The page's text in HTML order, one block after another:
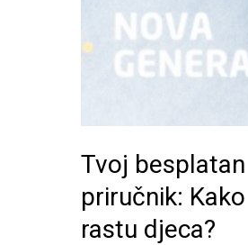
Tvoj besplatan
priručnik: Kako
rastu djeca?